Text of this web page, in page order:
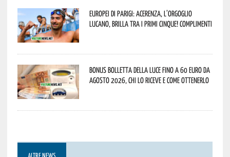
Europei di Parigi: Acerenza, l’orgoglio
lucano, brilla tra i primi cinque! Complimenti
Bonus bolletta della luce fino a 60 euro da
agosto 2026, chi lo riceve e come ottenerlo